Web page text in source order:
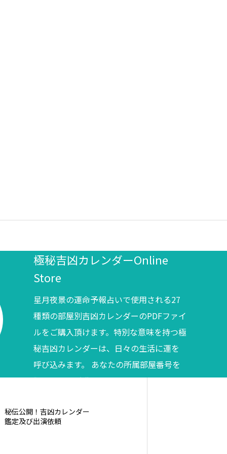
極秘吉凶カレンダーOnline
Store
星月夜景の運命予報占いで使用される27
種類の部屋別吉凶カレンダーのPDFファイ
ルをご購入頂けます。特別な意味を持つ極
秘吉凶カレンダーは、日々の生活に運を
呼び込みます。 あなたの所属部屋番号を
調べてからご購入ください。
秘伝公開！吉凶カレンダー
鑑定及び出演依頼